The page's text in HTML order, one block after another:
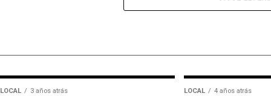
Fiscalía Provincial Penal Corporativa de Ascope,
LOCAL 3 años atrás LOCAL 4 años atrás